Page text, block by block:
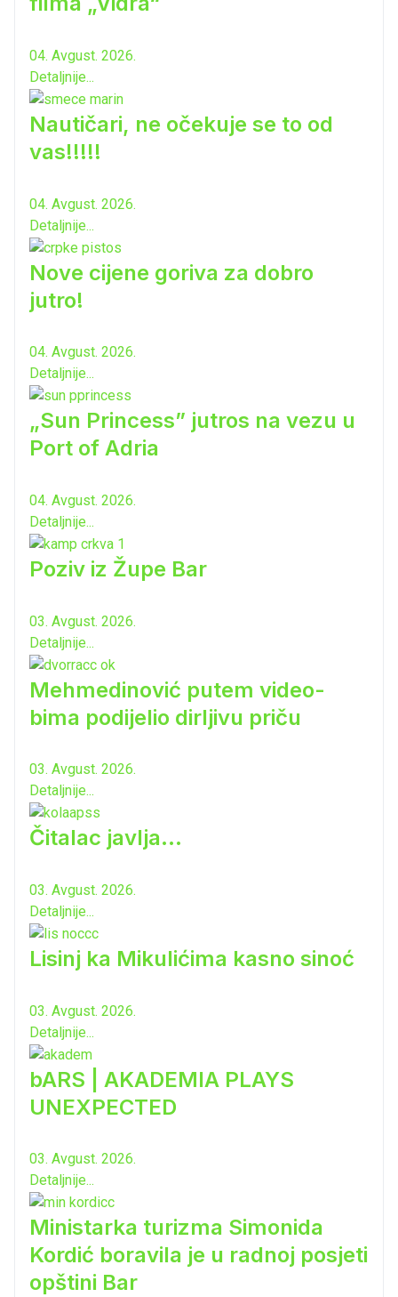
04. Avgust. 2026.
Detaljnije...
Nautičari, ne očekuje se to od
vas!!!!!
04. Avgust. 2026.
Detaljnije...
Nove cijene goriva za dobro
jutro!
04. Avgust. 2026.
Detaljnije...
„Sun Princess” jutros na vezu u
Port of Adria
04. Avgust. 2026.
Detaljnije...
Poziv iz Župe Bar
03. Avgust. 2026.
Detaljnije...
Mehmedinović putem video-
bima podijelio dirljivu priču
03. Avgust. 2026.
Detaljnije...
Čitalac javlja...
03. Avgust. 2026.
Detaljnije...
Lisinj ka Mikulićima kasno sinoć
03. Avgust. 2026.
Detaljnije...
bARS | AKADEMIA PLAYS
UNEXPECTED
03. Avgust. 2026.
Detaljnije...
Ministarka turizma Simonida
Kordić boravila je u radnoj posjeti
opštini Bar